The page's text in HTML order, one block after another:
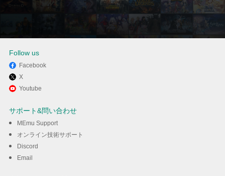
MEmuを使用してPCでFFBE 幻
影戦争を楽しむ
Follow us
Facebook
X
Youtube
サポート&問い合わせ
MEmu Support
オンライン技術サポート
Discord
Email